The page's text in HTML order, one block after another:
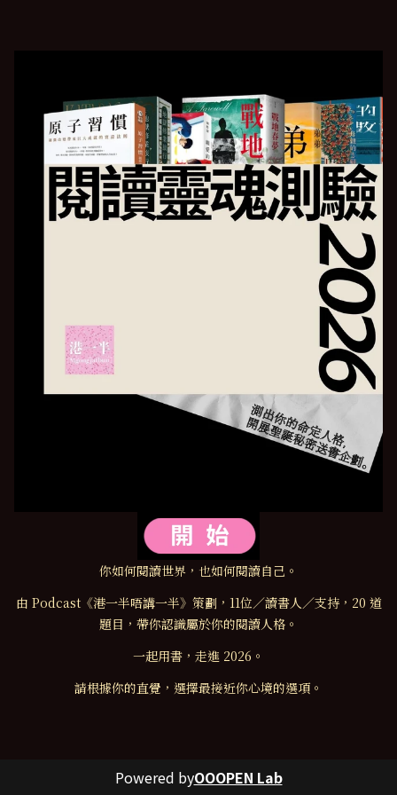
你如何閱讀世界，也如何閱讀自己。
由 Podcast《港一半唔講一半》策劃，11位／讀書人／支持，20 道
題目，帶你認識屬於你的閱讀人格。
一起用書，走進 2026。
請根據你的直覺，選擇最接近你心境的選項。
Powered byOOOPEN Lab